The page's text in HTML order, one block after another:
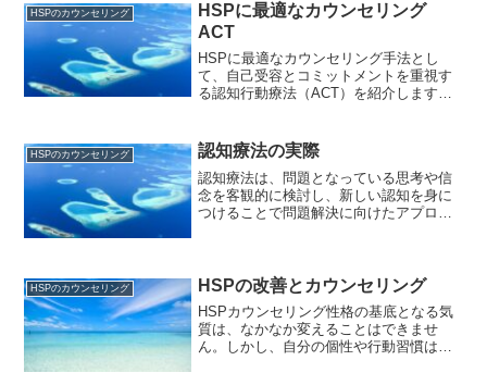
HSPのカウンセリング
HSPに最適なカウンセリング
ACT
HSPに最適なカウンセリング手法とし
て、自己受容とコミットメントを重視す
る認知行動療法（ACT）を紹介します。
きます。
HSPのカウンセリング 認知療法の実際
認知療法は、問題となっている思考や信
念を客観的に検討し、新しい認知を身に
つけることで問題解決に向けたアプロー
が抱える問題や悩みを明...
HSPのカウンセリング HSPの改善とカウンセリング
HSPカウンセリング性格の基底となる気
質は、なかなか変えることはできませ
ん。しかし、自分の個性や行動習慣は変